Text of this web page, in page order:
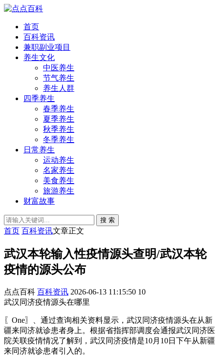
首页
百科资讯
兼职副业项目
养生文化
中医养生
节气养生
养生人群
四季养生
春季养生
夏季养生
秋季养生
冬季养生
日常养生
运动养生
名家养生
美食养生
旅游养生
财富故事
搜 索
首页 百科资讯文章正文
武汉本轮输入性疫情源头查明/武汉本轮
疫情的源头公布
点点百科 百科资讯 2026-06-13 11:15:50 10
武汉同济疫情源头在哪里
〖One〗、通过查询相关资料显示，武汉同济疫情源头在从新
疆来同济就诊患者身上。根据省指挥部调度会通报武汉同济医
院关联疫情情况了解到，武汉同济疫情是10月10日下午从新疆
来同济就诊患者引入的。